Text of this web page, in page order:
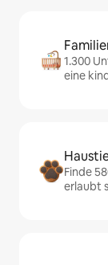
1.300
eine
Finde
erlaubt